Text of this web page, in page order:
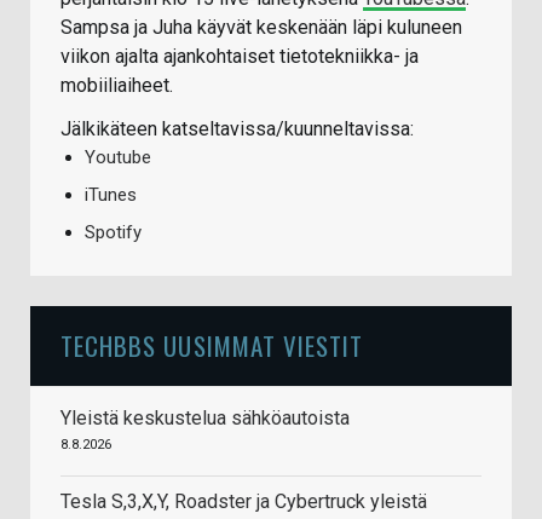
Sampsa ja Juha käyvät keskenään läpi kuluneen
viikon ajalta ajankohtaiset tietotekniikka- ja
mobiiliaiheet.
Jälkikäteen katseltavissa/kuunneltavissa:
Youtube
iTunes
Spotify
TECHBBS UUSIMMAT VIESTIT
Yleistä keskustelua sähköautoista
8.8.2026
Tesla S,3,X,Y, Roadster ja Cybertruck yleistä